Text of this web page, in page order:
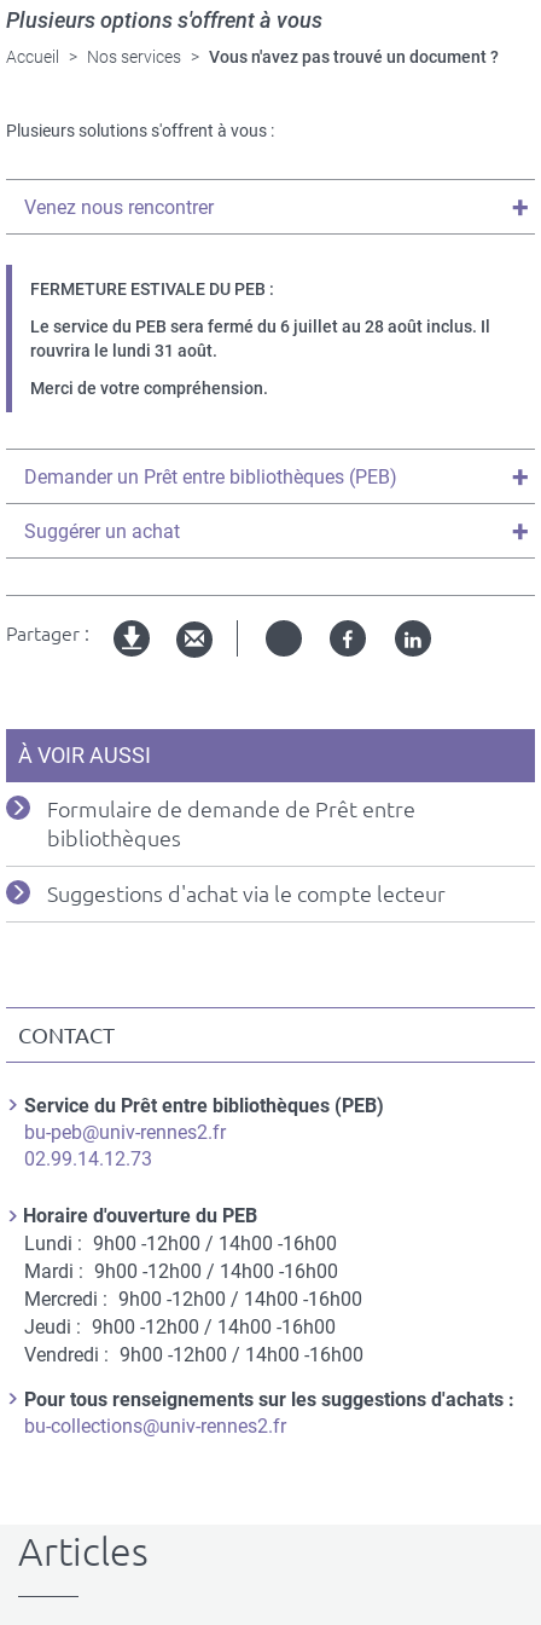
Plusieurs options s'offrent à vous
Accueil Nos services Vous n'avez pas trouvé un document ?
Plusieurs solutions s'offrent à vous :
Titre
du
dépliable
Venez nous rencontrer
Texte
important
FERMETURE ESTIVALE DU PEB :
Le service du PEB sera fermé du 6 juillet au 28 août inclus. Il
rouvrira le lundi 31 août.
Merci de votre compréhension.
Titre
du
texte
dépliable
Demander un Prêt entre bibliothèques (PEB)
Titre
du
Suggérer un achat
Partager : Twitter FacebookLinked
À VOIR AUSSI
Formulaire de demande de Prêt entre
bibliothèques
Suggestions d'achat via le compte lecteur
CONTACT
Informations
du
contact
Fonction
du
contact
Service du Prêt entre bibliothèques (PEB)
Courriel
bu-peb@univ-rennes2.fr
Téléphone
02.99.14.12.73
Titre
du
paragraphe
Horaire d'ouverture du PEB
Horaire
d'ouverture
au
public
Lundi : 9h00 -12h00 / 14h00 -16h00
Mardi : 9h00 -12h00 / 14h00 -16h00
Mercredi : 9h00 -12h00 / 14h00 -16h00
Jeudi : 9h00 -12h00 / 14h00 -16h00
Vendredi : 9h00 -12h00 / 14h00 -16h00
Informations
du
Fonction
du
Pour tous renseignements sur les suggestions d'achats :
Courriel
bu-collections@univ-rennes2.fr
Articles